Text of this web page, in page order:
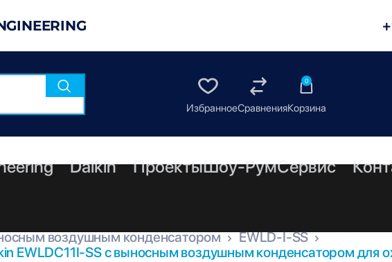
0
Daikin ПроектыШоу-РумСервис
воздушным конденсатором
EWLD-I-SS
EWLDC11I-SS с выносным воздушным конденсатором для